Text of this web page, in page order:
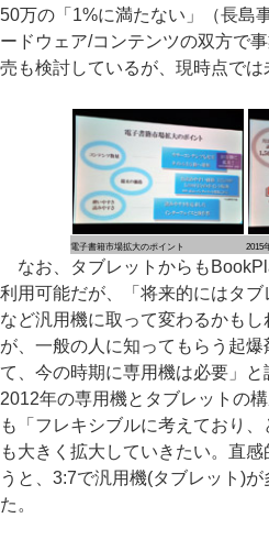
50万の「1%に満たない」（長島
ードウェア/コンテンツの双方で
売も検討しているが、現時点では
電子書籍市場拡大のポイント 2015
なお、タブレットからも
利用可能だが、「将来的にはタブ
など汎用機に取って変わるかもし
が、一般の人に知ってもらう起爆
て、今の時期に専用機は必要」と
2012年の専用機とタブレットの
も「フレキシブルに考えており、
も大きく拡大していきたい。直感
うと、3:7で汎用機(タブレット)
た。